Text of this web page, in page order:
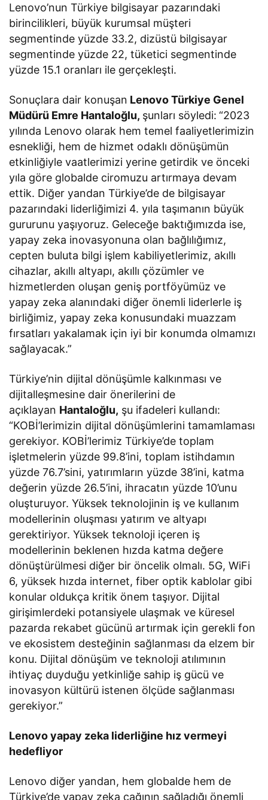
Lenovo’nun Türkiye bilgisayar pazarındaki
birincilikleri, büyük kurumsal müşteri
segmentinde yüzde 33.2, dizüstü bilgisayar
segmentinde yüzde 22, tüketici segmentinde
yüzde 15.1 oranları ile gerçekleşti.
Sonuçlara dair konuşan Lenovo Türkiye Genel
Müdürü Emre Hantaloğlu, şunları söyledi: “2023
yılında Lenovo olarak hem temel faaliyetlerimizin
esnekliği, hem de hizmet odaklı dönüşümün
etkinliğiyle vaatlerimizi yerine getirdik ve önceki
yıla göre globalde ciromuzu artırmaya devam
ettik. Diğer yandan Türkiye’de de bilgisayar
pazarındaki liderliğimizi 4. yıla taşımanın büyük
gururunu yaşıyoruz. Geleceğe baktığımızda ise,
yapay zeka inovasyonuna olan bağlılığımız,
cepten buluta bilgi işlem kabiliyetlerimiz, akıllı
cihazlar, akıllı altyapı, akıllı çözümler ve
hizmetlerden oluşan geniş portföyümüz ve
yapay zeka alanındaki diğer önemli liderlerle iş
birliğimiz, yapay zeka konusundaki muazzam
fırsatları yakalamak için iyi bir konumda olmamızı
sağlayacak.”
Türkiye’nin dijital dönüşümle kalkınması ve
dijitalleşmesine dair önerilerini de
açıklayan Hantaloğlu, şu ifadeleri kullandı:
“KOBİ’lerimizin dijital dönüşümlerini tamamlaması
gerekiyor. KOBİ’lerimiz Türkiye’de toplam
işletmelerin yüzde 99.8’ini, toplam istihdamın
yüzde 76.7’sini, yatırımların yüzde 38’ini, katma
değerin yüzde 26.5’ini, ihracatın yüzde 10’unu
oluşturuyor. Yüksek teknolojinin iş ve kullanım
modellerinin oluşması yatırım ve altyapı
gerektiriyor. Yüksek teknoloji içeren iş
modellerinin beklenen hızda katma değere
dönüştürülmesi diğer bir öncelik olmalı. 5G, WiFi
6, yüksek hızda internet, fiber optik kablolar gibi
konular oldukça kritik önem taşıyor. Dijital
girişimlerdeki potansiyele ulaşmak ve küresel
pazarda rekabet gücünü artırmak için gerekli fon
ve ekosistem desteğinin sağlanması da elzem bir
konu. Dijital dönüşüm ve teknoloji atılımının
ihtiyaç duyduğu yetkinliğe sahip iş gücü ve
inovasyon kültürü istenen ölçüde sağlanması
gerekiyor.”
Lenovo yapay zeka liderliğine hız vermeyi
hedefliyor
Lenovo diğer yandan, hem globalde hem de
Türkiye’de yapay zeka çağının sağladığı önemli